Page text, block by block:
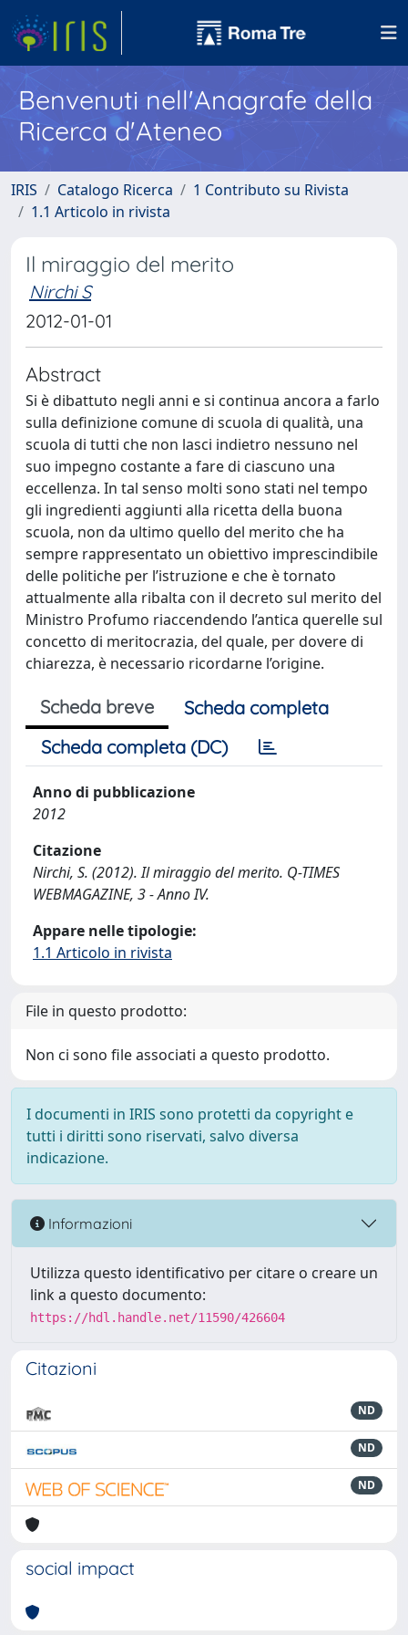
Benvenuti nell'Anagrafe della
Ricerca d'Ateneo
IRIS Catalogo Ricerca
1 Contributo su Rivista
1.1 Articolo in rivista
Il miraggio del merito
Nirchi S
2012-01-01
Abstract
Si è dibattuto negli anni e si continua ancora a farlo
sulla definizione comune di scuola di qualità, una
scuola di tutti che non lasci indietro nessuno nel
suo impegno costante a fare di ciascuno una
eccellenza. In tal senso molti sono stati nel tempo
gli ingredienti aggiunti alla ricetta della buona
scuola, non da ultimo quello del merito che ha
sempre rappresentato un obiettivo imprescindibile
delle politiche per l’istruzione e che è tornato
attualmente alla ribalta con il decreto sul merito del
Ministro Profumo riaccendendo l’antica querelle sul
concetto di meritocrazia, del quale, per dovere di
chiarezza, è necessario ricordarne l’origine.
Scheda breve
Scheda completa
Scheda completa (DC)
Anno di pubblicazione
2012
Citazione
Nirchi, S. (2012). Il miraggio del merito. Q-TIMES
WEBMAGAZINE, 3 - Anno IV.
Appare nelle tipologie:
1.1 Articolo in rivista
File in questo prodotto:
Non ci sono file associati a questo prodotto.
I documenti in IRIS sono protetti da copyright e
tutti i diritti sono riservati, salvo diversa
indicazione.
Informazioni
Utilizza questo identificativo per citare o creare un
link a questo documento:
https://hdl.handle.net/11590/426604
Citazioni
ND
ND
ND
social impact